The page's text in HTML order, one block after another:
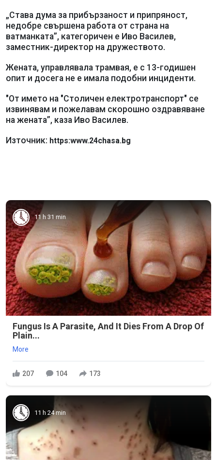
„Става дума за прибързаност и припряност,
недобре свършена работа от страна на
ватманката”, категоричен е Иво Василев,
заместник-директор на дружеството.
Жената, управлявала трамвая, е с 13-годишен
опит и досега не е имала подобни инциденти.
"От името на "Столичен електротранспорт" се
извинявам и пожелавам скорошно оздравяване
на жената”, каза Иво Василев.
Източник: https:www.24chasa.bg
11 h 31 min
Fungus Is A Parasite, And It Dies From A Drop Of
Plain...
More
207 104 173
11 h 24 min